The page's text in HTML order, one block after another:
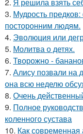
3. Мудрость
посторонним людям.
4. Эволюция или
5. Молитва о детях.
6. Творожно -
7. Алису позвали на
она всю неделю
8. Очень
9. Полное
коленного сустава
10. Как современная